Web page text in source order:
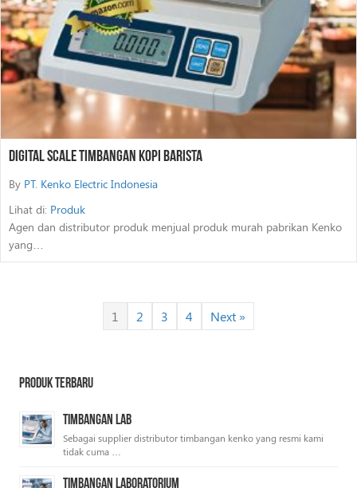
Digital Scale Timbangan Kopi Barista
By PT. Kenko Electric Indonesia
Lihat di: Produk
Agen dan distributor produk menjual produk murah pabrikan Kenko
yang…
1 2 3 4 Next »
Produk Terbaru
Timbangan Lab
Sebagai supplier distributor timbangan kenko yang resmi kami
tidak cuma …
Timbangan Laboratorium